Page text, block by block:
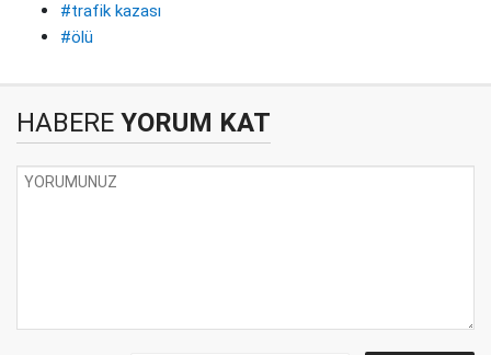
#trafik kazası
#ölü
HABERE YORUM KAT